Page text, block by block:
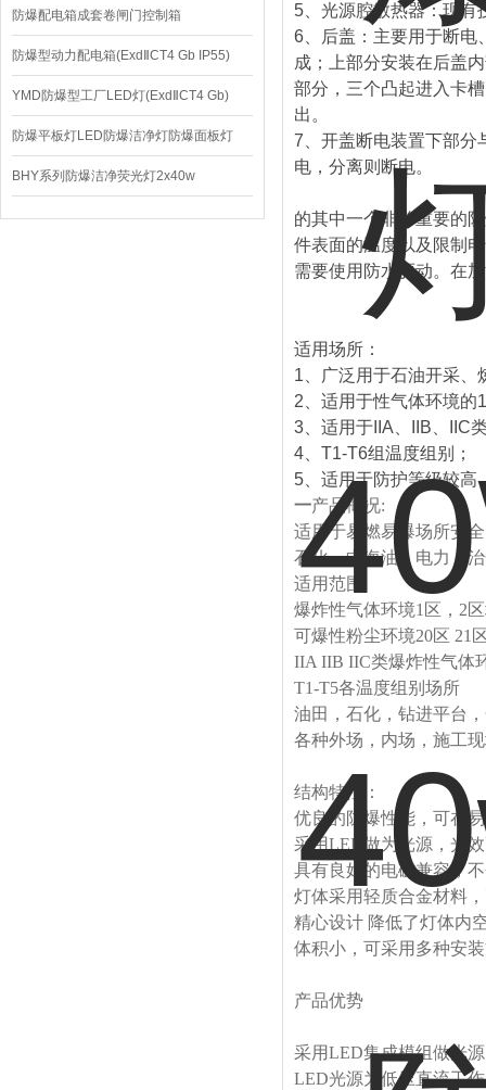
防爆配电箱成套卷闸门控制箱
防爆型动力配电箱(ExdⅡCT4 Gb IP55)
YMD防爆型工厂LED灯(ExdⅡCT4 Gb)
220V/150W
防爆平板灯LED防爆洁净灯防爆面板灯
BHY系列防爆洁净荧光灯2x40w
5、光源腔散热器：现有
6、后盖：主要用于断电
成；上部分安装在后盖
部分，三个凸起进入卡
出。
7、开盖断电装置下部分
电，分离则断电。
的其中一个非常重要的
件表面的温度以及限制
需要使用防水驱动。在
适用场所：
1、广泛用于石油开采、
2、适用于性气体环境的
3、适用于IIA、IIB、IIC
4、T1-T6组温度组别；
5、适用于防护等级较高
一产品概况:
适用于易燃易爆场所安
石化，中海油，电力，
适用范围
爆炸性气体环境1 区， 2
可爆性粉尘环境20区 21
IIA IIB IIC类爆炸性气体
T1-T5各温度组别场所
油田，石化，钻进平台
各种外场，内场，施工
结构特性：
优良的防爆性能，可在
采用LED
做为光源，光
具有良好的电磁兼容，
灯体采用轻质合金材料
精心设计 降低了灯体内
体积小，可采用多种安
产品优势
采用LED集成模组做光
LED光源为低压直流工